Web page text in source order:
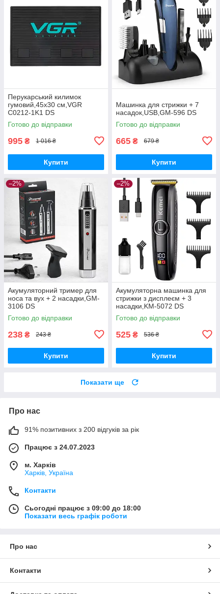
Перукарський килимок
гумовий,45х30 см,VGR
C0212-1K1 DS
Готово до відправки
995 ₴ 1 016 ₴
Купити
Машинка для стрижки + 7
насадок,USB,GM-596 DS
Готово до відправки
665 ₴ 679 ₴
Купити
–2%
Акумуляторний тример для
носа та вух + 2 насадки,GM-
3106 DS
Готово до відправки
238 ₴ 243 ₴
Купити
–2%
Акумуляторна машинка для
стрижки з дисплеєм + 3
насадки,KM-5072 DS
Готово до відправки
525 ₴ 536 ₴
Купити
Показати ще
Про нас
91% позитивних з 200 відгуків за рік
Працює з 24.07.2023
м. Харків
Харків, Україна
Контакти
Сьогодні працює з 09:00 до 18:00
Показати весь графік роботи
Про нас
Контакти